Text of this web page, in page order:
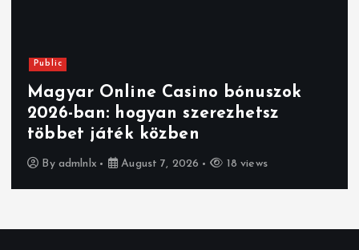
Public
Magyar Online Casino bónuszok
2026-ban: hogyan szerezhetsz
többet játék közben
By admlnlx August 7, 2026 18 views